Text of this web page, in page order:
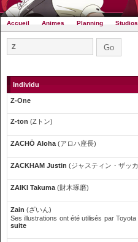
Accueil Animes Planning Studios
Individu
Z-One
Z-ton (Zトン)
ZACHŌ Aloha (アロハ座長)
ZACKHAM Justin (ジャスティン・ザッ
ZAIKI Takuma (財木琢磨)
Zain (ざいん)
Ses illustrations ont été utilisés par
suite